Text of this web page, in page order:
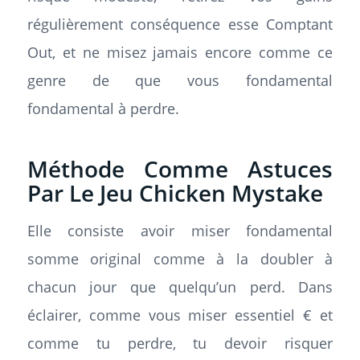
régulièrement conséquence esse Comptant
Out, et ne misez jamais encore comme ce
genre de que vous fondamental
fondamental à perdre.
Méthode Comme Astuces
Par Le Jeu Chicken Mystake
Elle consiste avoir miser fondamental
somme original comme à la doubler à
chacun jour que quelqu’un perd. Dans
éclairer, comme vous miser essentiel € et
comme tu perdre, tu devoir risquer